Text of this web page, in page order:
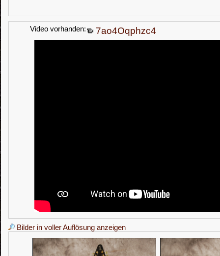
Video vorhanden: 7ao4Oqphzc4
Bilder in voller Auflösung anzeigen